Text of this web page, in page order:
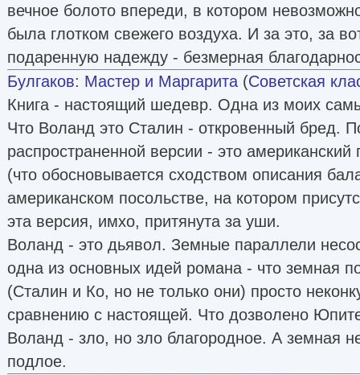
вечное болото впереди, в котором
была глотком свежего воздуха. И за это, за
подаренную надежду - безмерная
Булгаков: Мастер и Маргарита (Советская
Книга - настоящий шедевр. Одна из моих
Что Воланд это Сталин - откровенный бред.
распространенной версии - это
(что обосновывается сходством описания
американском посольстве, на котором
эта версия, имхо, притянута за уши.
Воланд - это дьявол. Земные параллели
одна из основных идей романа - что земная
(Сталин и Ко, но не только они) просто
сравнению с настоящей. Что дозволено
Воланд - зло, но зло благородное. А земная
подлое.